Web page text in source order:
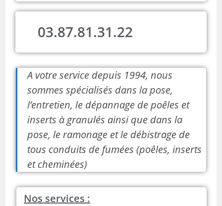
03.87.81.31.22
A votre service depuis 1994, nous
sommes spécialisés dans la pose,
l’entretien, le dépannage de poêles et
inserts à granulés ainsi que dans la
pose, le ramonage et le débistrage de
tous conduits de fumées (poêles, inserts
et cheminées)
Nos services :